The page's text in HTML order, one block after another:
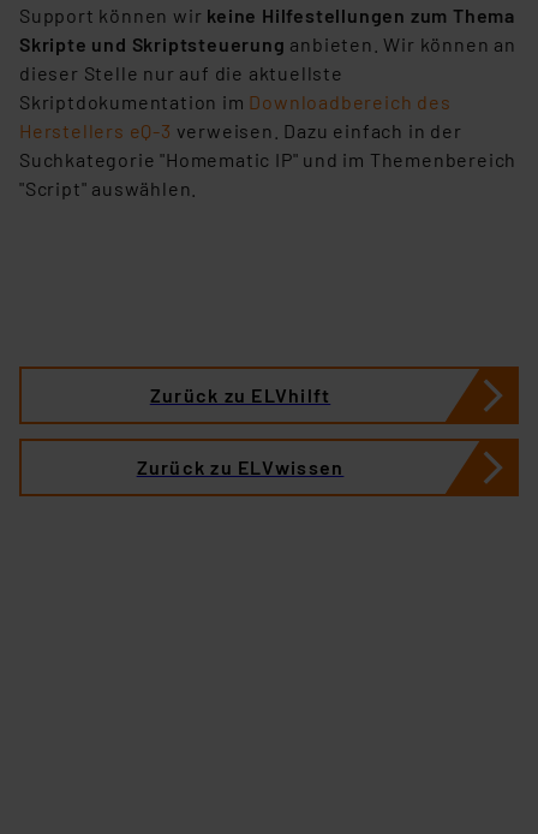
Support können wir keine Hilfestellungen zum Thema
Skripte und Skriptsteuerung anbieten. Wir können an
dieser Stelle nur auf die aktuellste
Skriptdokumentation im Downloadbereich des
Herstellers eQ-3 verweisen. Dazu einfach in der
Suchkategorie "Homematic IP" und im Themenbereich
"Script" auswählen.
Zurück zu ELVhilft
Zurück zu ELVwissen